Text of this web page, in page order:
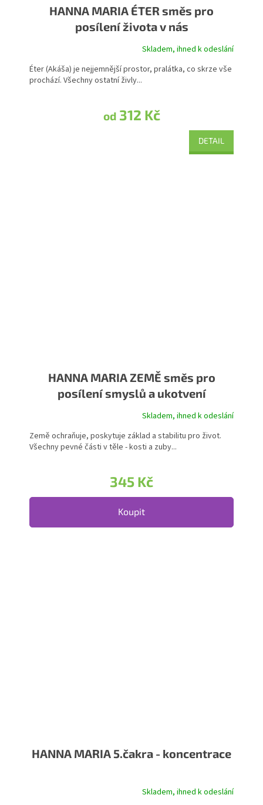
HANNA MARIA ÉTER směs pro
posílení života v nás
Průměrné hodnocení produktu je 4,3 z 5 hvězdiček.
Skladem, ihned k odeslání
od312 Kč
DETAIL
Éter (Akáša) je nejjemnější prostor, pralátka, co skrze vše
prochází. Všechny ostatní živly...
HANNA MARIA ZEMĚ směs pro
posílení smyslů a ukotvení
rozprašovač
Průměrné hodnocení produktu je 5,0 z 5 hvězdiček.
Skladem, ihned k odeslání
345 Kč
Koupit
Země ochraňuje, poskytuje základ a stabilitu pro život.
Všechny pevné části v těle - kosti a zuby...
HANNA MARIA 5.čakra - koncentrace
Průměrné hodnocení produktu je 5,0 z 5 hvězdiček.
Skladem, ihned k odeslání